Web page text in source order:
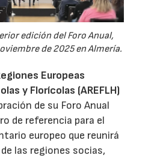
edición del Foro Anual,
de 2025 en Almería.
Europeas
y Florícolas (AREFLH)
de su Foro Anual
de referencia para el
europeo que reunirá
las regiones socias,